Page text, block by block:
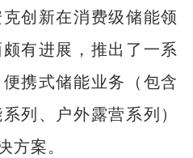
创新在消费级储能领
有进展，推出了一系
携式储能业务（包含
列、户外露营系列）
方案。